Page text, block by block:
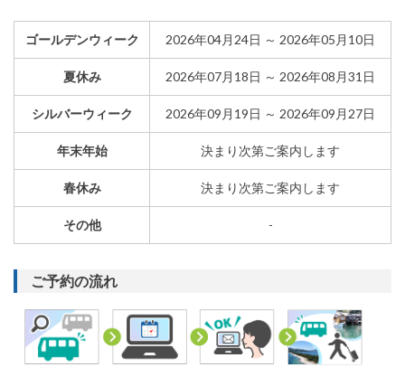
ゴールデンウィーク 2026年04月24日 ～ 2026年05月10日
夏休み 2026年07月18日 ～ 2026年08月31日
シルバーウィーク 2026年09月19日 ～ 2026年09月27日
年末年始 決まり次第ご案内します
春休み 決まり次第ご案内します
その他 -
ご予約の流れ